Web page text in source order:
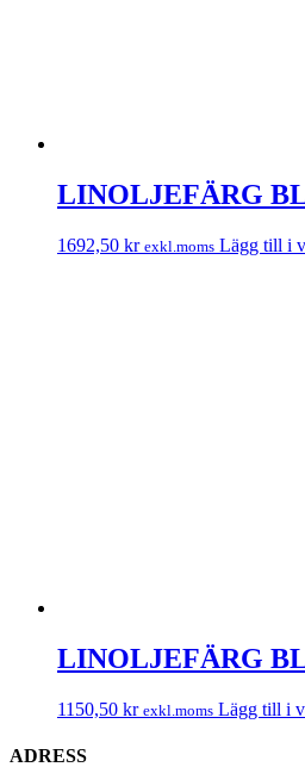
LINOLJEFÄRG
1692,50 kr exkl.moms Lägg till i
LINOLJEFÄRG
1150,50 kr exkl.moms Lägg till i
ADRESS